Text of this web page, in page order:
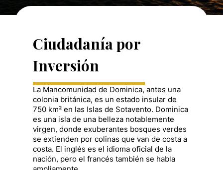
Ciudadanía por
Inversión
La Mancomunidad de Dominica, antes una
colonia británica, es un estado insular de
750 km² en las Islas de Sotavento. Dominica
es una isla de una belleza notablemente
virgen, donde exuberantes bosques verdes
se extienden por colinas que van de costa a
costa. El inglés es el idioma oficial de la
nación, pero el francés también se habla